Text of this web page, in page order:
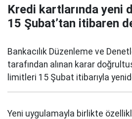
Kredi kartlarında yeni
15 Şubat’tan itibaren
Bankacılık Düzenleme ve
tarafından alınan karar
limitleri 15 Şubat itibarıyla
Yeni uygulamayla birlikte